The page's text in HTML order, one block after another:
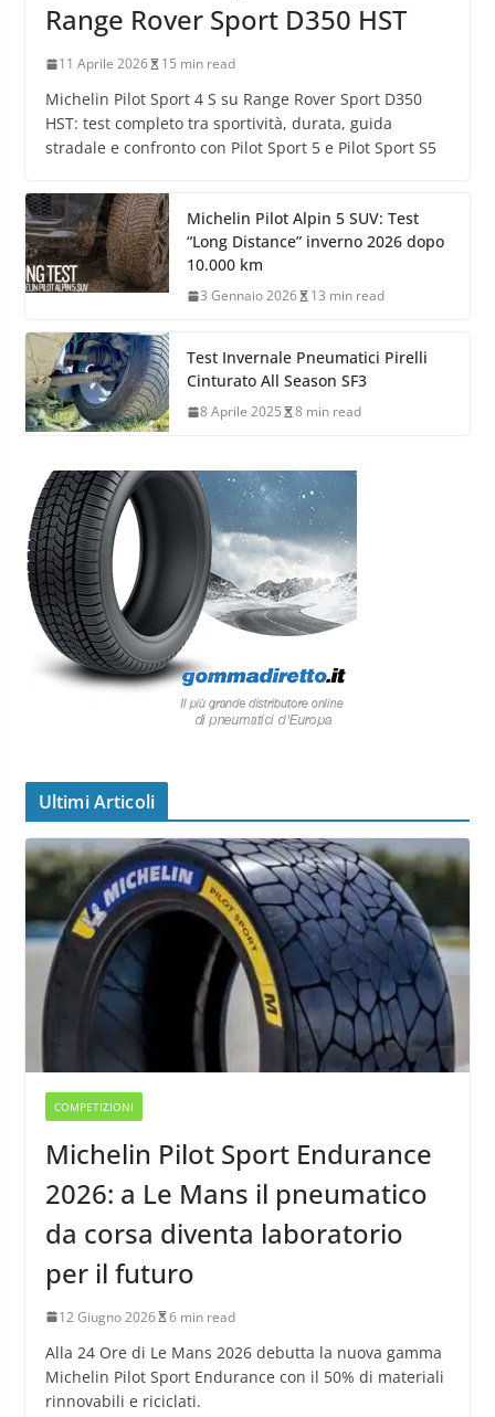
Range Rover Sport D350 HST
11 Aprile 2026 15 min read
Michelin Pilot Sport 4 S su Range Rover Sport D350
HST: test completo tra sportività, durata, guida
stradale e confronto con Pilot Sport 5 e Pilot Sport S5
Michelin Pilot Alpin 5 SUV: Test
“Long Distance” inverno 2026 dopo
10.000 km
3 Gennaio 2026 13 min read
Test Invernale Pneumatici Pirelli
Cinturato All Season SF3
8 Aprile 2025 8 min read
Ultimi Articoli
COMPETIZIONI
Michelin Pilot Sport Endurance
2026: a Le Mans il pneumatico
da corsa diventa laboratorio
per il futuro
12 Giugno 2026 6 min read
Alla 24 Ore di Le Mans 2026 debutta la nuova gamma
Michelin Pilot Sport Endurance con il 50% di materiali
rinnovabili e riciclati.